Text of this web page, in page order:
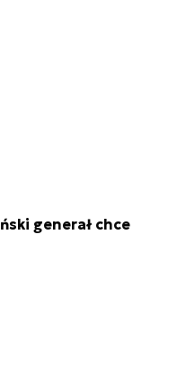
generał chce